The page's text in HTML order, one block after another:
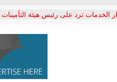
الخدمات ترد على رئيس هيئة التأمينات
معاناة أصحاب المعاشات.. ونطالب بكشف
فرحات سليمان يكتب: القطاع الصحي إلى
حزب التحالف الشعبي يطلق لجنة “الحق